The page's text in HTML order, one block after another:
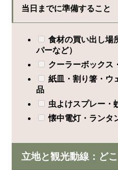
当日までに準備すること
食材の買い出し場
パーなど）
クーラーボックス
紙皿・割り箸・ウ
品
虫よけスプレー・
懐中電灯・ランタ
立地と観光動線：ど